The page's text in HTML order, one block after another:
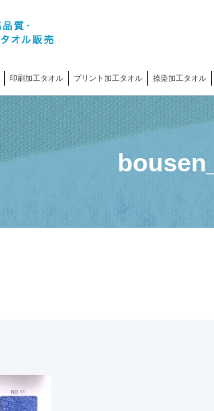
印刷加工タオル プリント加工タオル 捺染加工タオル